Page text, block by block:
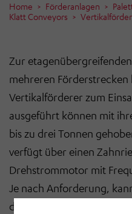
Home Förderanlagen
Klatt Conveyors
Zur
mehreren
Vertikalförderer zum
ausgeführt können mit
bis zu drei Tonnen
verfügt über einen
Drehstrommotor mit
Je nach Anforderung,
den unterschiedlichsten